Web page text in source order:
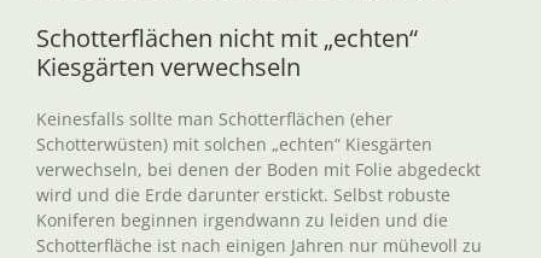
Schotterflächen nicht mit „echten“
Kiesgärten verwechseln
Keinesfalls sollte man Schotterflächen (eher
Schotterwüsten) mit solchen „echten“ Kiesgärten
verwechseln, bei denen der Boden mit Folie abgedeckt
wird und die Erde darunter erstickt. Selbst robuste
Koniferen beginnen irgendwann zu leiden und die
Schotterfläche ist nach einigen Jahren nur mühevoll zu